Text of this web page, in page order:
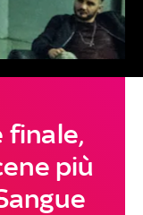
finale,
più